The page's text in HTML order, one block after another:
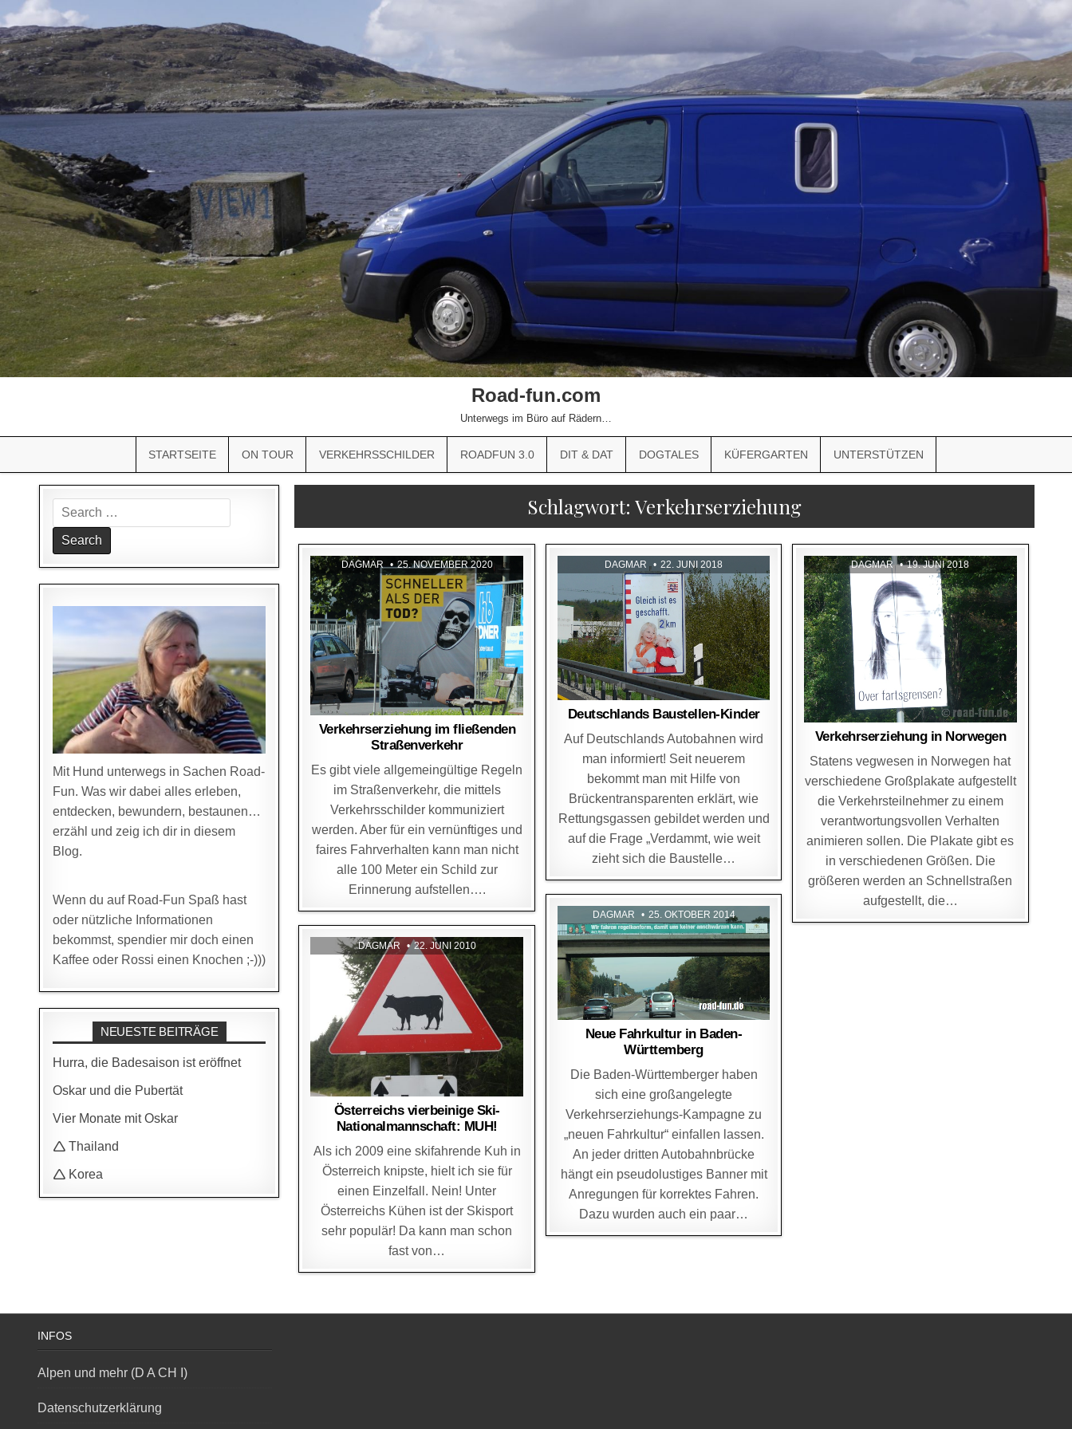
Road-fun.com
Unterwegs im Büro auf Rädern…
STARTSEITE ON TOUR VERKEHRSSCHILDER ROADFUN 3.0 DIT & DAT DOGTALES KÜFERGARTEN UNTERSTÜTZEN
Schlagwort:Verkehrserziehung
DAGMAR 25. NOVEMBER 2020
Verkehrserziehung im fließenden
Straßenverkehr
Es gibt viele allgemeingültige Regeln
im Straßenverkehr, die mittels
Verkehrsschilder kommuniziert
werden. Aber für ein vernünftiges und
faires Fahrverhalten kann man nicht
alle 100 Meter ein Schild zur
Erinnerung aufstellen….
DAGMAR 22. JUNI 2018
Deutschlands Baustellen-Kinder
Auf Deutschlands Autobahnen wird
man informiert! Seit neuerem
bekommt man mit Hilfe von
Brückentransparenten erklärt, wie
Rettungsgassen gebildet werden und
auf die Frage „Verdammt, wie weit
zieht sich die Baustelle…
DAGMAR 19. JUNI 2018
Verkehrserziehung in Norwegen
Statens vegwesen in Norwegen hat
verschiedene Großplakate aufgestellt
die Verkehrsteilnehmer zu einem
verantwortungsvollen Verhalten
animieren sollen. Die Plakate gibt es
in verschiedenen Größen. Die
größeren werden an Schnellstraßen
aufgestellt, die…
DAGMAR 25. OKTOBER 2014
Neue Fahrkultur in Baden-
Württemberg
Die Baden-Württemberger haben
sich eine großangelegte
Verkehrserziehungs-Kampagne zu
„neuen Fahrkultur“ einfallen lassen.
An jeder dritten Autobahnbrücke
hängt ein pseudolustiges Banner mit
Anregungen für korrektes Fahren.
Dazu wurden auch ein paar…
DAGMAR 22. JUNI 2010
Österreichs vierbeinige Ski-
Nationalmannschaft: MUH!
Als ich 2009 eine skifahrende Kuh in
Österreich knipste, hielt ich sie für
einen Einzelfall. Nein! Unter
Österreichs Kühen ist der Skisport
sehr populär! Da kann man schon
fast von…
Search
for:
Mit Hund unterwegs in Sachen Road-
Fun. Was wir dabei alles erleben,
entdecken, bewundern, bestaunen…
erzähl und zeig ich dir in diesem
Blog.
Wenn du auf Road-Fun Spaß hast
oder nützliche Informationen
bekommst, spendier mir doch einen
Kaffee oder Rossi einen Knochen ;-)))
NEUESTE BEITRÄGE
Hurra, die Badesaison ist eröffnet
Oskar und die Pubertät
Vier Monate mit Oskar
🛆 Thailand
🛆 Korea
INFOS
Alpen und mehr (D A CH I)
Datenschutzerklärung